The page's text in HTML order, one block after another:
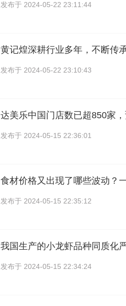
发布于 2024-05-22 23:11:44
黄记煌深耕行业多年，不断传
发布于 2024-05-22 23:10:43
达美乐中国门店数已超850家
发布于 2024-05-15 22:36:01
食材价格又出现了哪些波动？
发布于 2024-05-15 22:35:12
我国生产的小龙虾品种同质化
发布于 2024-05-15 22:34:24